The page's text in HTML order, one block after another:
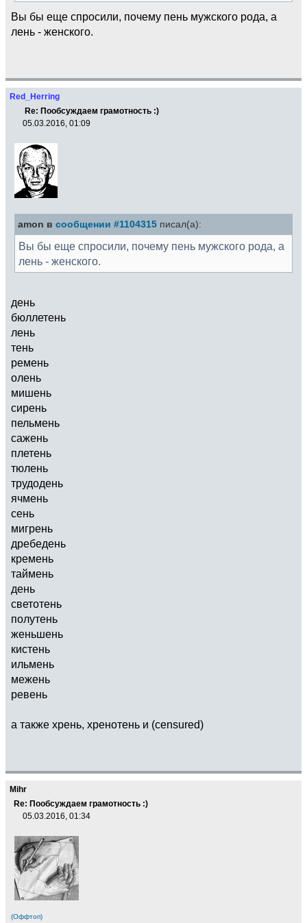
Вы бы еще спросили, почему пень мужского рода, а
лень - женского.
Red_Herring
Re: Пообсуждаем грамотность :)
05.03.2016, 01:09
amon в сообщении #1104315 писал(а):
Вы бы еще спросили, почему пень мужского рода, а
лень - женского.
день
бюллетень
лень
тень
ремень
олень
мишень
сирень
пельмень
сажень
плетень
тюлень
трудодень
ячмень
сень
мигрень
дребедень
кремень
таймень
день
светотень
полутень
женьшень
кистень
ильмень
межень
ревень
а также хрень, хренотень и (censured)
Mihr
Re: Пообсуждаем грамотность :)
05.03.2016, 01:34
(Оффтоп)